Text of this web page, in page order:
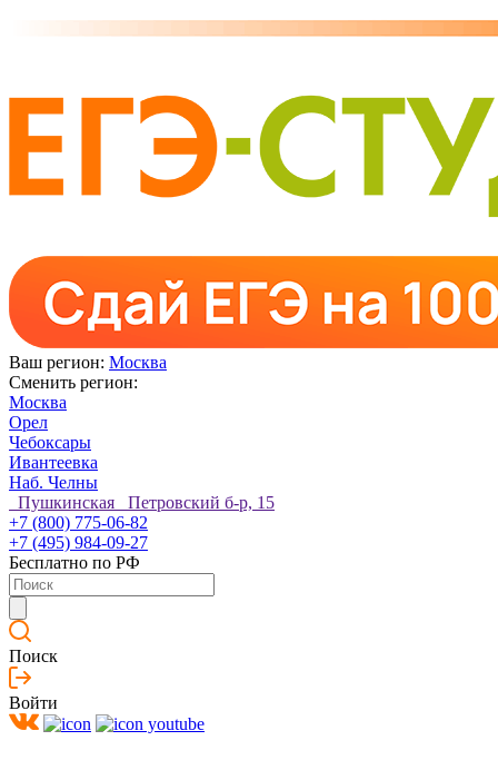
Ваш регион: Москва
Сменить регион:
Москва
Орел
Чебоксары
Ивантеевка
Наб. Челны
Пушкинская Петровский б-р, 15
+7 (800) 775-06-82
+7 (495) 984-09-27
Бесплатно по РФ
Поиск
Войти